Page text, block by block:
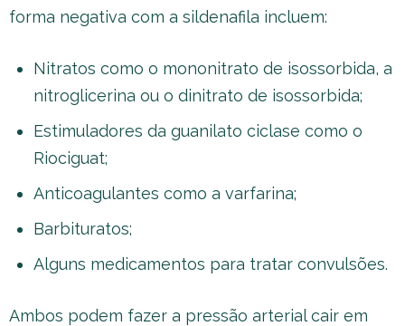
forma negativa com a sildenafila incluem:
Nitratos como o mononitrato de isossorbida, a
nitroglicerina ou o dinitrato de isossorbida;
Estimuladores da guanilato ciclase como o
Riociguat;
Anticoagulantes como a varfarina;
Barbituratos;
Alguns medicamentos para tratar convulsões.
Ambos podem fazer a pressão arterial cair em